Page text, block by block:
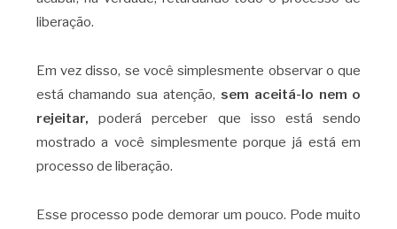
liberação.
Em vez disso, se você simplesmente observar o que
está chamando sua atenção, sem aceitá-lo nem o
rejeitar, poderá perceber que isso está sendo
mostrado a você simplesmente porque já está em
processo de liberação.
Esse processo pode demorar um pouco. Pode muito